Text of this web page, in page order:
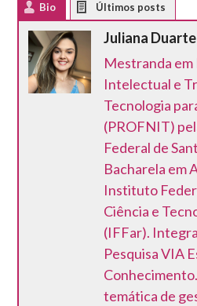
Bio
Juliana
Mestranda
Intelectual e
Tecnologia
(PROFNIT)
Federal de
Bacharela em
Instituto
Ciência e
(IFFar).
Pesquisa VIA
temática de